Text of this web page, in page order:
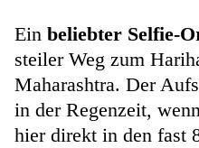
Ein beliebter Selfie-
steiler Weg zum
Maharashtra. Der
in der Regenzeit,
hier direkt in den fast